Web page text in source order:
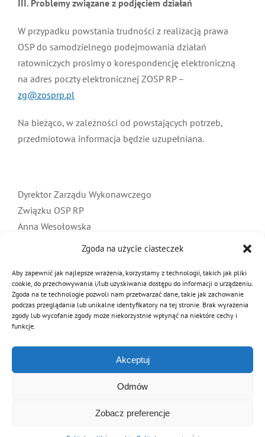
Zgoda na użycie ciasteczek
Aby zapewnić jak najlepsze wrażenia, korzystamy z technologii, takich jak pliki
cookie, do przechowywania i/lub uzyskiwania dostępu do informacji o urządzeniu.
Zgoda na te technologie pozwoli nam przetwarzać dane, takie jak zachowanie
podczas przeglądania lub unikalne identyfikatory na tej stronie. Brak wyrażenia
zgody lub wycofanie zgody może niekorzystnie wpłynąć na niektóre cechy i
funkcje.
Akceptuj
Odmów
Zobacz preferencje
III. Problemy związane z podjęciem działań
W przypadku powstania trudności z realizacją prawa
OSP do samodzielnego podejmowania działań
ratowniczych prosimy o korespondencję elektroniczną
na adres poczty elektronicznej ZOSP RP –
zg@zosprp.pl
Na bieżąco, w zależności od powstających potrzeb,
przedmiotowa informacja będzie uzupełniana.
Dyrektor Zarządu Wykonawczego
Związku OSP RP
Anna Wesołowska
ZAŁĄCZNIKI
TREŚĆ JAKO DOKUMENT DO DRUKU
19 września 2024 | Kategorie:Aktualności,OSP | Tagi:działania
ratownicze
Podziel się tą informacją
Reddit LinkedInWhatsAppTumblr